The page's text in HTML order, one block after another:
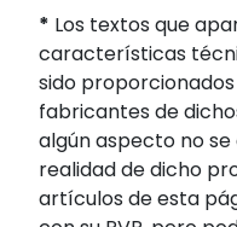
* Los textos que
características
sido
fabricantes de
algún aspecto no
realidad de dicho
artículos de esta